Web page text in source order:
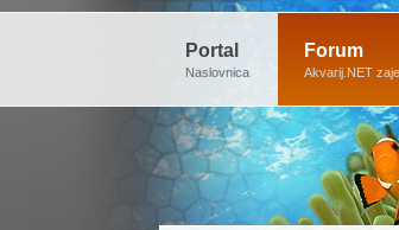
Portal
Naslovnica
Forum
Akvarij.NET